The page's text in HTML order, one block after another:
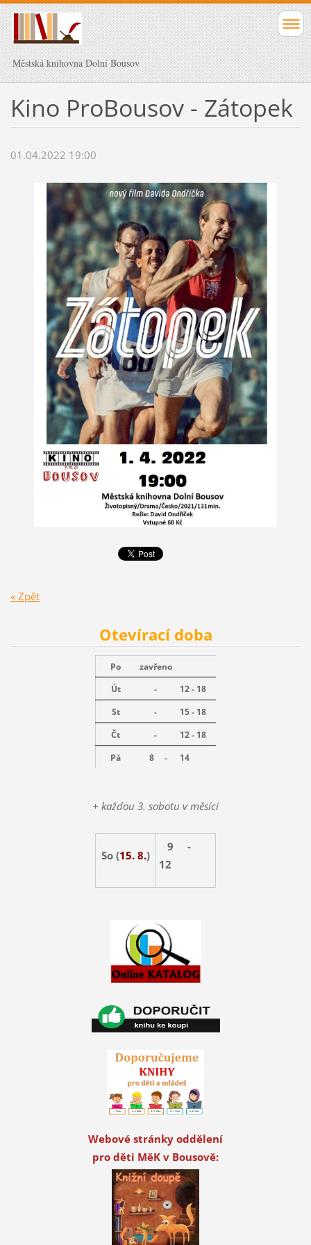
Městská knihovna Dolní Bousov
Kino ProBousov - Zátopek
01.04.2022 19:00
« Zpět
Otevírací doba
Po
zavřeno
Út
-
12 - 18
St
-
15 - 18
Čt
-
12 - 18
Pá
8 - 14
+ každou 3. sobotu v měsíci
So (15. 8.)
9 -
12
Webové stránky oddělení
pro děti MěK v Bousově: